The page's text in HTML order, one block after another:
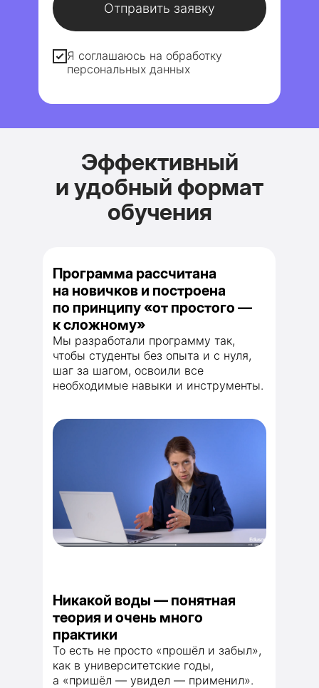
Отправить заявку
Я соглашаюсь на обработку
персональных данных
Программа рассчитана
на новичков и построена
по принципу «от простого —
к сложному»
Мы разработали программу так,
чтобы студенты без опыта и с нуля,
шаг за шагом, освоили все
необходимые навыки и инструменты.
Никакой воды — понятная
теория и очень много
практики
То есть не просто «прошёл и забыл»,
как в университетские годы,
а «пришёл — увидел — применил».
Эффективный
и удобный формат
обучения